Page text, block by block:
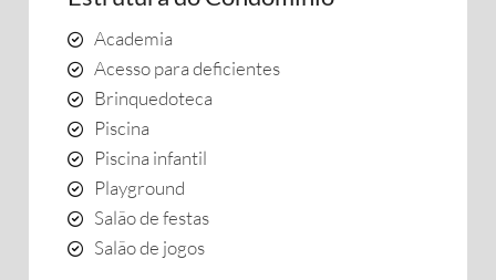
Academia
Acesso para deficientes
Brinquedoteca
Piscina
Piscina infantil
Playground
Salão de festas
Salão de jogos